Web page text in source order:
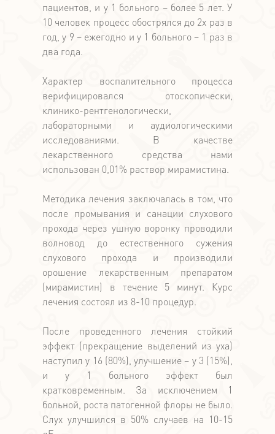
пациентов, и у 1 больного – более 5 лет. У
10 человек процесс обострялся до 2х раз в
год, у 9 – ежегодно и у 1 больного – 1 раз в
два года.
Характер воспалительного процесса
верифицировался отоскопически,
клинико-рентгенологически,
лабораторными и аудиологическими
исследованиями. В качестве
лекарственного средства нами
использован 0,01% раствор мирамистина.
Методика лечения заключалась в том, что
после промывания и санации слухового
прохода через ушную воронку проводили
волновод до естественного сужения
слухового прохода и производили
орошение лекарственным препаратом
(мирамистин) в течение 5 минут. Курс
лечения состоял из 8-10 процедур.
После проведенного лечения стойкий
эффект (прекращение выделений из уха)
наступил у 16 (80%), улучшение – у 3 (15%),
и у 1 больного эффект был
кратковременным. За исключением 1
больной, роста патогенной флоры не было.
Слух улучшился в 50% случаев на 10-15